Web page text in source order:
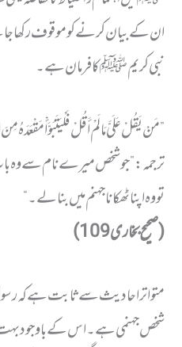
ان کے بیان کرنے کو موقوف رکھا
نبی کریم ﷺ کا فرمان ہے۔
”مَنْ يَقُلْ عَلَيَّ مَا لَمْ أَقُلْ فَلْيَتَبَوَّأْ مَقْعَدَهُ
ترجمہ:”جو شخص میرے نام سے وہ
تو وہ اپنا ٹھکانا جہنم میں بنا لے۔ “
( صحیح بخاری 109)
متواتر احادیث سے ثابت ہے کہ
شخص جہنمی ہے۔ اس کے باوجود